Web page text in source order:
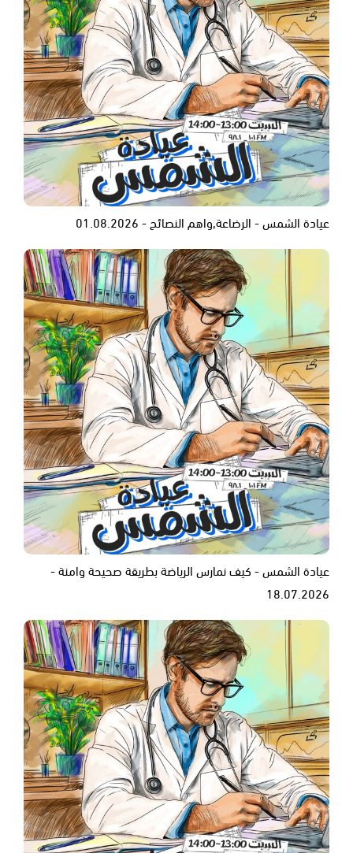
عيادة الشمس - الرضاعة,واهم النصائح - 01.08.2026
عيادة الشمس - كيف نمارس الرياضة بطريقة صحيحة وامنة -
18.07.2026